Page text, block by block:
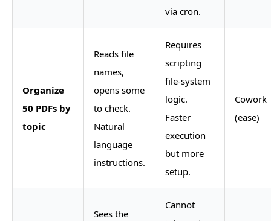
via cron.
Organize
50 PDFs by
topic
Reads file
names,
opens some
to check.
Natural
language
instructions.
Requires
scripting
file-system
logic.
Faster
execution
but more
setup.
Cowork
(ease)
Sees the
Cannot